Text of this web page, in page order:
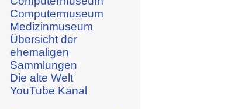
Computermuseum
Medizinmuseum
Übersicht der
ehemaligen
Sammlungen
Die alte Welt
YouTube Kanal